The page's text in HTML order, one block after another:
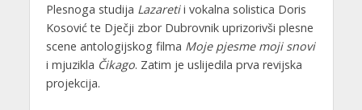
Plesnoga studija Lazaretii vokalna solistica Doris
Kosović te Dječji zbor Dubrovnik uprizorivši plesne
scene antologijskog filma Moje pjesme moji snovi
i mjuzikla Čikago. Zatim je uslijedila prva revijska
projekcija.